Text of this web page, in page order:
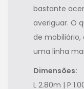
bastante
averiguar. O
de
uma linha
Dimensões:
L 2.80m | P